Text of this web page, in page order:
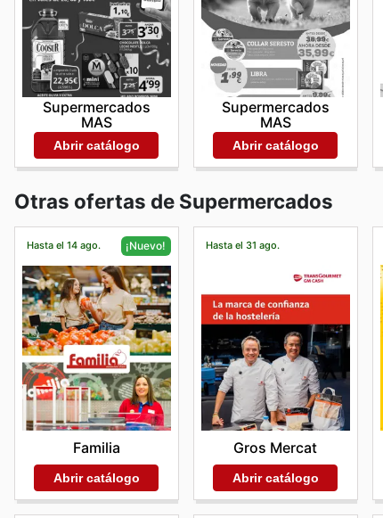
Supermercados
MAS
Abrir catálogo
Supermercados
MAS
Abrir catálogo
Otras ofertas de Supermercados
Hasta el 14 ago. ¡Nuevo!
Familia
Abrir catálogo
Hasta el 31 ago.
Gros Mercat
Abrir catálogo